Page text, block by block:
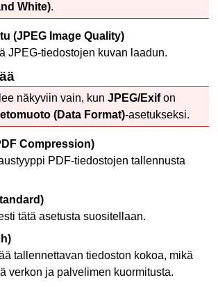
White).
(JPEG Image Quality)
JPEG-tiedostojen kuvan laadun.
näkyviin vain, kunJPEG/Exifon
(Data Format)-asetukseksi.
Compression)
PDF-tiedostojen tallennusta
tätä asetusta suositellaan.
tallennettavan tiedoston kokoa, mikä
verkon ja palvelimen kuormitusta.